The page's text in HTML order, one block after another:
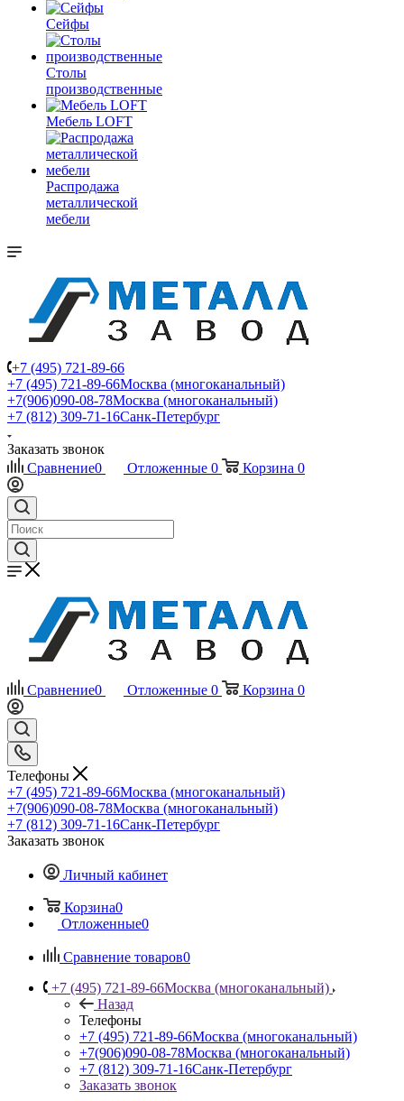
Сейфы
Столы
производственные
Мебель LOFT
Распродажа
металлической
мебели
+7 (495) 721-89-66
+7 (495) 721-89-66Москва (многоканальный)
+7(906)090-08-78Москва (многоканальный)
+7 (812) 309-71-16Санк-Петербург
Заказать звонок
Сравнение0 Отложенные 0 Корзина 0
Сравнение0 Отложенные 0 Корзина 0
Телефоны
+7 (495) 721-89-66Москва (многоканальный)
+7(906)090-08-78Москва (многоканальный)
+7 (812) 309-71-16Санк-Петербург
Заказать звонок
Личный кабинет
Корзина0
Отложенные0
Сравнение товаров0
+7 (495) 721-89-66Москва (многоканальный)
Назад
Телефоны
+7 (495) 721-89-66Москва (многоканальный)
+7(906)090-08-78Москва (многоканальный)
+7 (812) 309-71-16Санк-Петербург
Заказать звонок